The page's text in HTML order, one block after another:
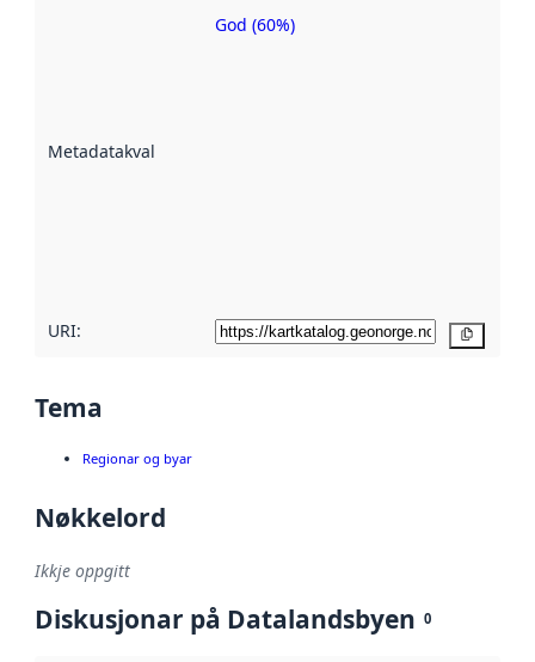
Metadatakvalitet
Metadatakvalitet
God (60%)
URI:
Tema
Regionar og byar
Nøkkelord
Ikkje oppgitt
Diskusjonar på Datalandsbyen 0